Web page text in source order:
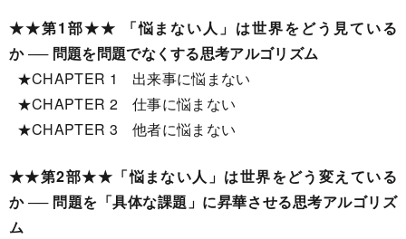
★★第1部★★ 「悩まない人」は世界をどう見ている
か ── 問題を問題でなくする思考アルゴリズム
★CHAPTER 1 出来事に悩まない
★CHAPTER 2 仕事に悩まない
★CHAPTER 3 他者に悩まない
★★第2部★★「悩まない人」は世界をどう変えている
か ── 問題を「具体な課題」に昇華させる思考アルゴリズ
ム